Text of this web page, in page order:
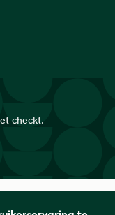
in de Google Play
checkt.